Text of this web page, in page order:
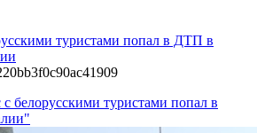
туристами попал в ДТП в
белорусскими туристами попал в